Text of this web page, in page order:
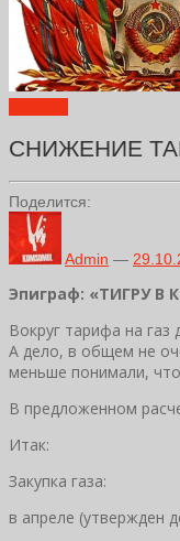
СНИЖЕНИЕ
Поделится:
Admin —
Эпиграф: «ТИГРУ
Вокруг тарифа на
А дело, в общем не
меньше понимали,
В предложенном
Итак:
Закупка газа:
в апреле (утвержден